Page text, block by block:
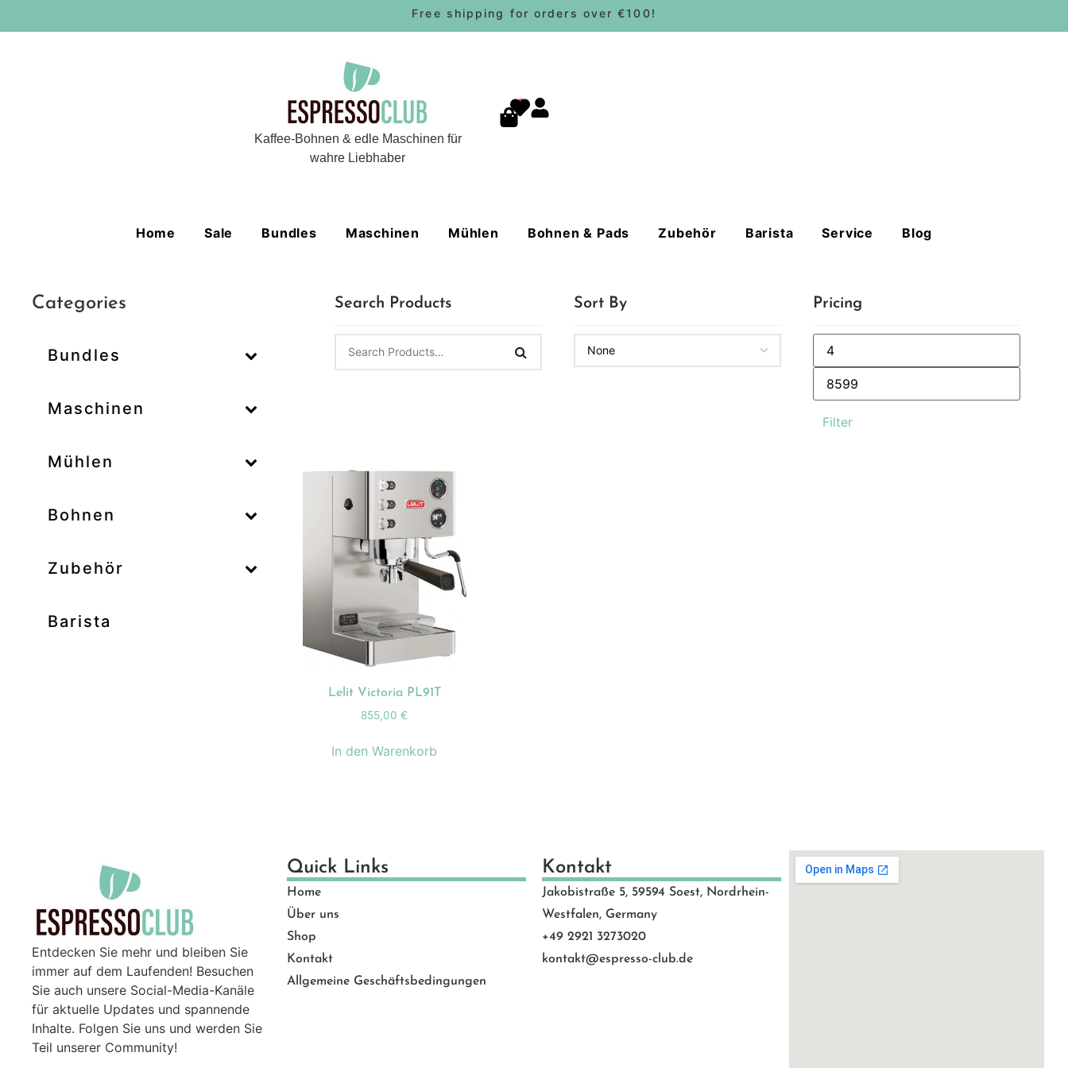
Free shipping for orders over €100!
Kaffee-Bohnen & edle Maschinen für
wahre Liebhaber
0
Home Sale Bundles Maschinen Mühlen Bohnen & Pads Zubehör Barista Service Blog
Categories
Bundles
Maschinen
–
Mühlen
–
Bohnen
–
Zubehör
Barista
Search Products Sort By Pricing
Filter
Zum Verkauf (32)
Produkt-Kategorien
Unkategorisiert
Abonnements(0)
Bundles(18)
Geschenkideen
Gutscheine(8)
Service(0)
Zubehör
Lelit Victoria PL91T
855,00€
In den Warenkorb
Entdecken Sie mehr und bleiben Sie
immer auf dem Laufenden! Besuchen
Sie auch unsere Social-Media-Kanäle
für aktuelle Updates und spannende
Inhalte. Folgen Sie uns und werden Sie
Teil unserer Community!
Quick Links
Home
Über uns
Shop
Kontakt
Allgemeine Geschäftsbedingungen
Kontakt
Jakobistraße 5, 59594 Soest, Nordrhein-
Westfalen, Germany
+49 2921 3273020
kontakt@espresso-club.de